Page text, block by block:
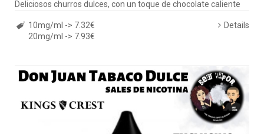
Deliciosos churros dulces, con un toque de chocolate caliente
10mg/ml -> 7.32€
20mg/ml -> 7.93€
Details